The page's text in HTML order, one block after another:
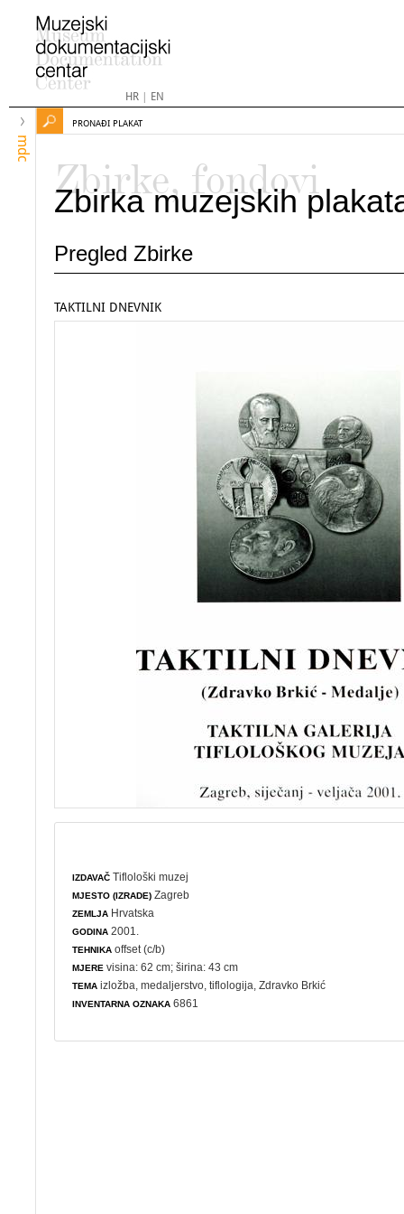
HR| EN
mdc
PRONAĐI PLAKAT
Zbirke, fondovi
Zbirka muzejskih
Pregled Zbirke
TAKTILNI DNEVNIK
IZDAVAČ Tiflološki muzej
MJESTO (IZRADE) Zagreb
ZEMLJA Hrvatska
GODINA 2001.
TEHNIKA offset (c/b)
MJERE visina: 62 cm; širina: 43 cm
TEMA izložba ,medaljerstvo ,tiflologija , Zdravko Brkić
INVENTARNA OZNAKA 6861